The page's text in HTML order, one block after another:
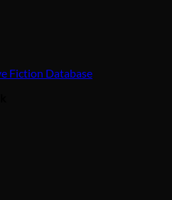
Fiction Database